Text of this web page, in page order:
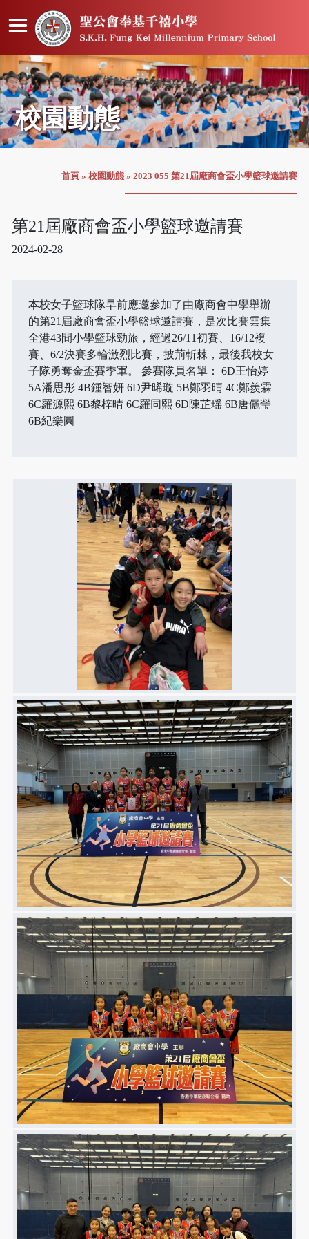
校園動態
首頁 » 校園動態 » 2023 055 第21屆廠商會盃小學籃球邀請賽
第21屆廠商會盃小學籃球邀請賽
2024-02-28
本校女子籃球隊早前應邀參加了由廠商會中學舉辦
的第21屆廠商會盃小學籃球邀請賽，是次比賽雲集
全港43間小學籃球勁旅，經過26/11初賽、16/12複
賽、6/2決賽多輪激烈比賽，披荊斬棘，最後我校女
子隊勇奪金盃賽季軍。 參賽隊員名單： 6D王怡婷
5A潘思彤 4B鍾智妍 6D尹晞璇 5B鄭羽晴 4C鄭羨霖
6C羅源熙 6B黎梓晴 6C羅同熙 6D陳芷瑶 6B唐儷瑩
6B紀樂圓